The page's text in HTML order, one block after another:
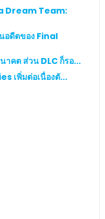
Dream Team:
อดีตของ Final
คต ส่วน DLC ก็รอ...
เพิ่มต่อเนื่องตั...